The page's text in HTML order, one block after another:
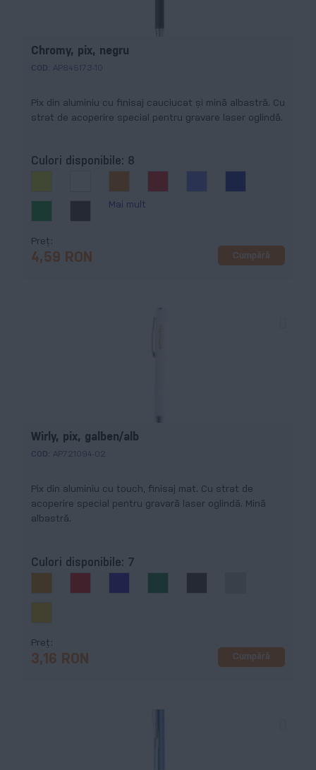
Chromy, pix, negru
COD: AP845173-10
Pix din aluminiu cu finisaj cauciucat și mină albastră. Cu
strat de acoperire special pentru gravare laser oglindă.
Culori disponibile: 8
Mai mult
Preț
4,59 RON Cumpără
Wirly, pix, galben/alb
COD: AP721094-02
Pix din aluminiu cu touch, finisaj mat. Cu strat de
acoperire special pentru gravară laser oglindă. Mină
albastră.
Culori disponibile: 7
Preț
3,16 RON Cumpără